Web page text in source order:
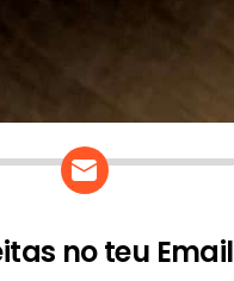
no teu Email